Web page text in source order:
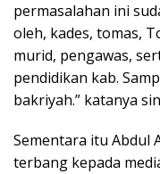
permasalahan ini
oleh, kades, tomas,
murid, pengawas,
pendidikan kab.
bakriyah.” katanya
Sementara itu Abdul
terbang kepada